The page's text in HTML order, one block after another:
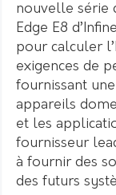
nouvelle série
Edge E8
pour calculer
exigences de
fournissant
appareils
et les
fournisseur
à fournir des
des futurs